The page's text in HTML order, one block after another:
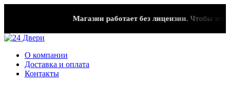
Магазин работает без лицензии.Чтобы эта
О компании
Доставка и оплата
Контакты